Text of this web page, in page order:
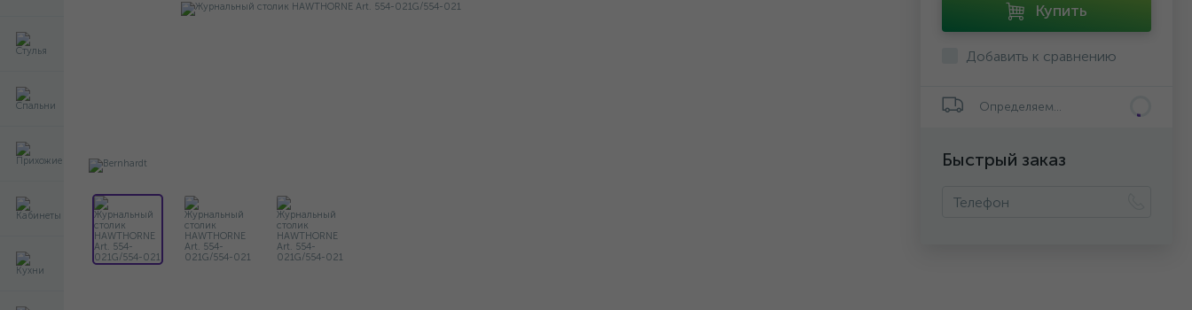
Купить
Добавить к сравнению
Определяем...
Быстрый заказ